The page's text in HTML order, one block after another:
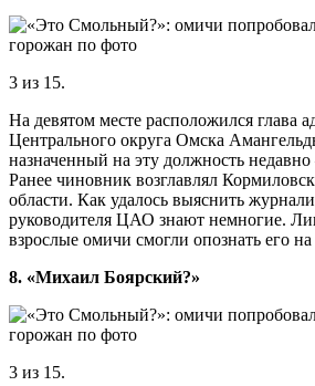
3 из 15.
На девятом месте расположился глава
Центрального округа Омска
назначенный на эту должность
Ранее чиновник возглавлял
области. Как удалось выяснить
руководителя ЦАО знают немногие.
взрослые омичи смогли опознать его
8. «Михаил Боярский?»
3 из 15.